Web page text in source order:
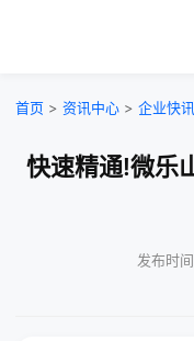
首页 > 资讯中心 > 企业快讯
快速精通!微乐
发布时